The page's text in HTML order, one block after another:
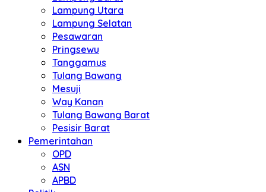
Lampung Utara
Lampung Selatan
Pesawaran
Pringsewu
Tanggamus
Tulang Bawang
Mesuji
Way Kanan
Tulang Bawang Barat
Pesisir Barat
Pemerintahan
OPD
ASN
APBD